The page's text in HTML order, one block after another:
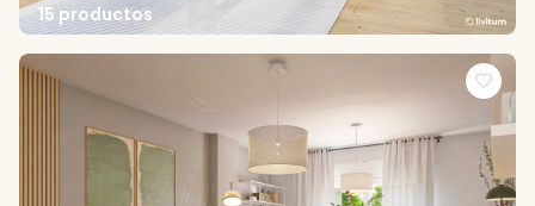
15 productos